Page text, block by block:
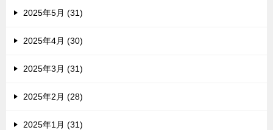
2025年5月 (31)
2025年4月 (30)
2025年3月 (31)
2025年2月 (28)
2025年1月 (31)